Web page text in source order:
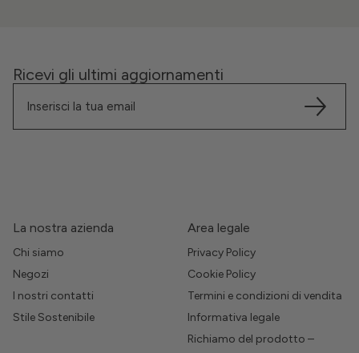
Ricevi gli ultimi aggiornamenti
La nostra azienda
Chi siamo
Negozi
I nostri contatti
Stile Sostenibile
Area legale
Privacy Policy
Cookie Policy
Termini e condizioni di vendita
Informativa legale
Richiamo del prodotto –